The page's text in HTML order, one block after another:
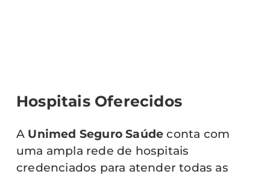
Hospitais Oferecidos
A Unimed Seguro Saúde conta com
uma ampla rede de hospitais
credenciados para atender todas as